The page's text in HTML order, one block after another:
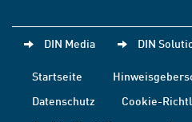
DIN Media DIN
Startseite
Datenschutz
Cookie-